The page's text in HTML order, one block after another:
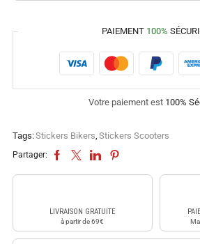
PAIEMENT 100%
Votre paiement est 100%
Tags:Stickers Bikers, Stickers Scooters
Partager:
LIVRAISON GRATUITE
à partir de 69€